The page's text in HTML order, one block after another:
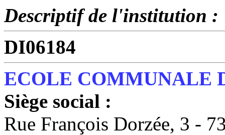
Descriptif de l'institution :
DI06184
ECOLE COMMUNALE
Siège social :
Rue François Dorzée, 3 -